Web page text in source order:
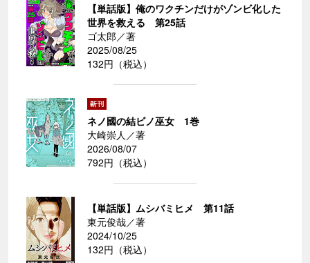
【単話版】俺のワクチンだけがゾンビ化した
世界を救える 第25話
ゴ太郎／著
2025/08/25
132円（税込）
ネノ國の結ビノ巫女 1巻
大崎崇人／著
2026/08/07
792円（税込）
【単話版】ムシバミヒメ 第11話
東元俊哉／著
2024/10/25
132円（税込）